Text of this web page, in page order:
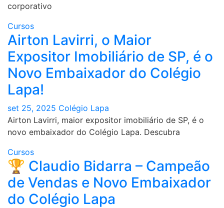
corporativo
Cursos
Airton Lavirri, o Maior
Expositor Imobiliário de SP, é o
Novo Embaixador do Colégio
Lapa!
set 25, 2025 Colégio Lapa
Airton Lavirri, maior expositor imobiliário de SP, é o
novo embaixador do Colégio Lapa. Descubra
Cursos
🏆 Claudio Bidarra – Campeão
de Vendas e Novo Embaixador
do Colégio Lapa